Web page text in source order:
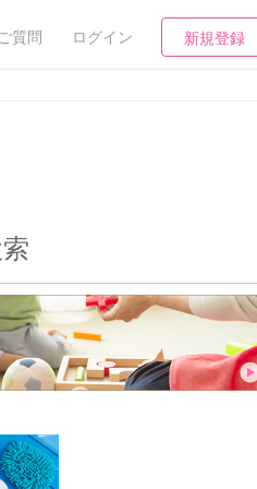
質問 ログイン 新規登録